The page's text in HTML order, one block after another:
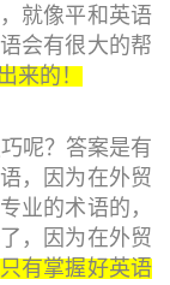
就像平和英语
会有很大的帮
来的！
呢？答案是有
，因为在外贸
业的术语的，
，因为在外贸
只有掌握好英语